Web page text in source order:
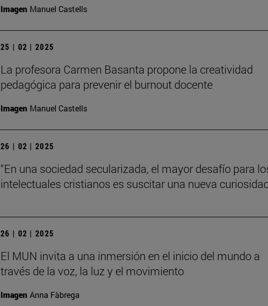
Imagen Manuel Castells
25 | 02 | 2025
La profesora Carmen Basanta propone la creatividad
pedagógica para prevenir el burnout docente
Imagen Manuel Castells
26 | 02 | 2025
“En una sociedad secularizada, el mayor desafío para
intelectuales cristianos es suscitar una nueva
26 | 02 | 2025
El MUN invita a una inmersión en el inicio del mundo a
través de la voz, la luz y el movimiento
Imagen Anna Fàbrega